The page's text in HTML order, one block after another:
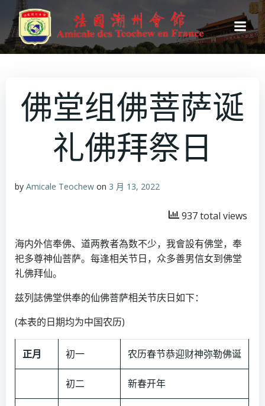
转
到
内
佛堂组佛菩萨诞
礼佛拜祭日
by Amicale Teochew on 3 月 13, 2022
937 total views
海内外信奉佛、道两教者為数不少，我會設有佛堂，奉
祀多尊神仙菩萨。每逢相关节日，众多善男信女到佛堂
礼佛拜仙。
兹列誌佛堂供奉的仙佛菩萨相关节庆日如下：
(本表的日期均为中国农历)
正月 初一 农历春节恭迎财神弥勒佛诞
初二 新春开年